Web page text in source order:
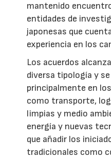
mantenido
entidades de
japonesas que
experiencia en los
Los acuerdos
diversa tipología y
principalmente en
como transporte,
limpias y medio
energía y nuevas
que añadir los
tradicionales como